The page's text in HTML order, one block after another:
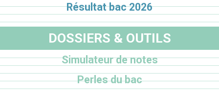
Résultat bac 2026
DOSSIERS & OUTILS
Simulateur de notes
Perles du bac